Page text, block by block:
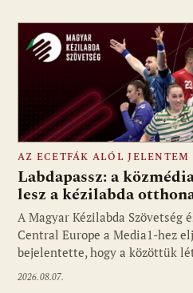
Fotó: media1.hu
AZ ECETFÁK ALÓL JELENTEM
Labdapassz: a
lesz a kézilabda
A Magyar Kézilabda Szövetség
Central Europe a Media1-hez
bejelentette, hogy a közöttük
2026.08.07.